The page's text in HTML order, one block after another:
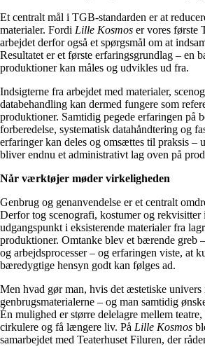
Et centralt mål i TGB-standarden er at
materialer. Fordi Lille Kosmos er vores første
arbejdet derfor også et spørgsmål om at
Resultatet er et første erfaringsgrundlag – en
produktioner kan måles og udvikles ud fra.
Indsigterne fra arbejdet med materialer,
databehandling kan dermed fungere som
produktioner. Samtidig pegede erfaringen på
forberedelse, systematisk datahåndtering og
erfaringer kan deles og omsættes til praksis –
bliver endnu et administrativt lag oven på
Når værktøjer møder virkeligheden
Genbrug og genanvendelse er et centralt
Derfor tog scenografi, kostumer og
udgangspunkt i eksisterende materialer fra
produktioner. Omtanke blev et bærende greb
og arbejdsprocesser – og erfaringen viste, at
bæredygtige hensyn godt kan følges ad.
Men hvad gør man, hvis det æstetiske
genbrugsmaterialerne – og man samtidig
Én mulighed er større delelagre mellem
cirkulere og få længere liv. På Lille Kosmos
samarbejdet med Teaterhuset Filuren, der